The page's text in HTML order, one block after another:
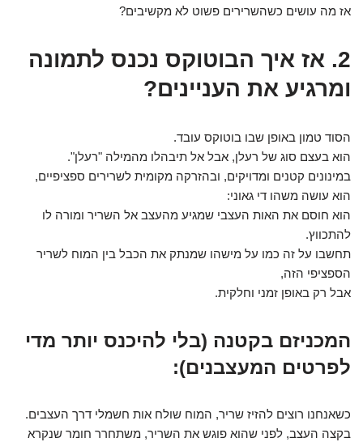
אז מה עושים כשהשרירים פשוט לא מקשיבים?
2. אז איך הבוטוקס נכנס לתמונה
ומרגיע את העניינים?
הסוד טמון באופן שבו בוטוקס עובד.
הוא בעצם סוג של רעלן, אבל אל תיבהלו מהמילה "רעלן".
במינונים קטנים ומדויקים, ובהזרקה מקומית לשרירים ספציפיים,
הוא עושה משהו די גאוני:
הוא חוסם את האות העצבי שמגיע מהעצב אל השריר ומורה לו
להתכווץ.
תחשבו על זה כמו על מישהו שמנתק את הכבל בין המוח לשריר
הספציפי הזה,
אבל רק באופן זמני וחלקית.
המכניזם בקטנה (בלי להיכנס יותר מדי
לפרטים המעצבנים):
כשאנחנו רוצים להזיז שריר, המוח שולח אות חשמלי דרך העצבים.
בקצה העצב, לפני שהוא פוגש את השריר, משתחרר חומר שנקרא